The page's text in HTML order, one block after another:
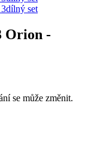
Orion -
se může změnit.